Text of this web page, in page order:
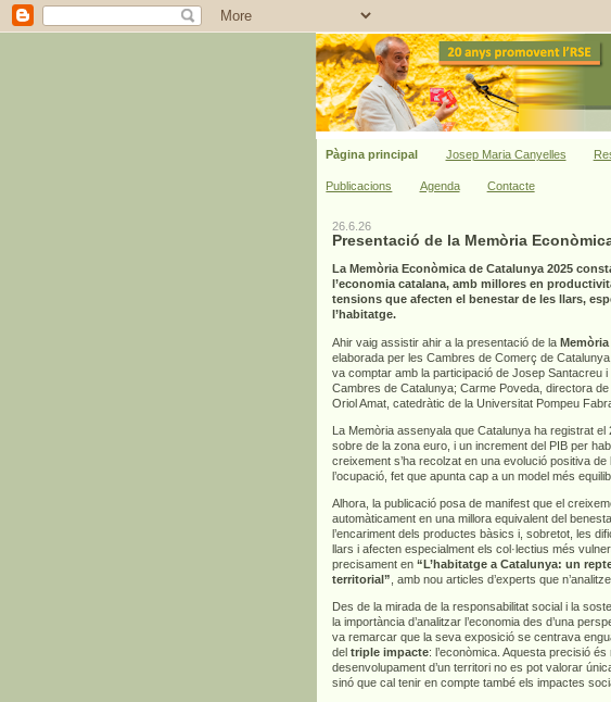
Pàgina principal Josep Maria Canyelles
Publicacions Agenda Contacte
26.6.26
Presentació de la Memòria
La Memòria Econòmica de Catalunya 2025
l’economia catalana, amb millores en
tensions que afecten el benestar de les llars,
l’habitatge.
Ahir vaig assistir ahir a la presentació de la
elaborada per les Cambres de Comerç de
va comptar amb la participació de Josep Santacreu
Cambres de Catalunya; Carme Poveda, directora
Oriol Amat, catedràtic de la Universitat Pompeu
La Memòria assenyala que Catalunya ha registrat
sobre de la zona euro, i un increment del PIB per
creixement s’ha recolzat en una evolució positiva
l’ocupació, fet que apunta cap a un model més
Alhora, la publicació posa de manifest que el
automàticament en una millora equivalent del
l’encariment dels productes bàsics i, sobretot, les
llars i afecten especialment els col·lectius més
precisament en “L’habitatge a Catalunya: un
territorial” , amb nou articles d’experts que
Des de la mirada de la responsabilitat social i la
la importància d’analitzar l’economia des d’una
va remarcar que la seva exposició se centrava
del triple impacte: l’econòmica. Aquesta precisió
desenvolupament d’un territori no es pot valorar
sinó que cal tenir en compte també els impactes